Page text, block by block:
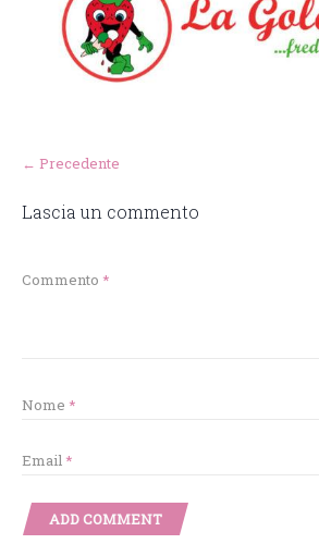
← Precedente
Lascia un commento
Commento *
Nome *
Email *